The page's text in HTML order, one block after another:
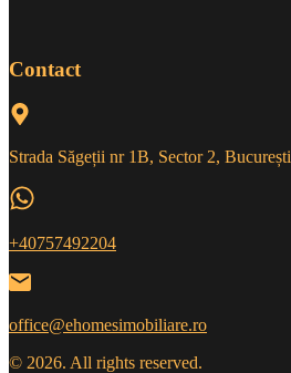
Contact
Strada Săgeții nr 1B, Sector 2, București
+40757492204
office@ehomesimobiliare.ro
© 2026. All rights reserved.